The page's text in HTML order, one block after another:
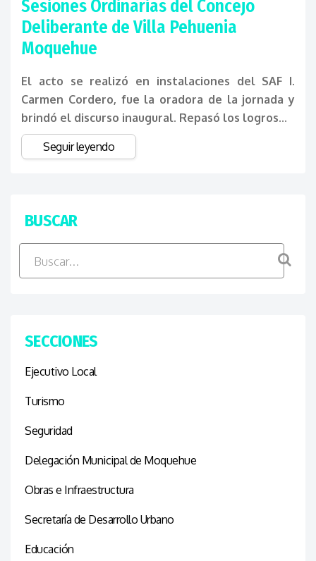
Sesiones Ordinarias del Concejo
Deliberante de Villa Pehuenia
Moquehue
El acto se realizó en instalaciones del SAF I.
Carmen Cordero, fue la oradora de la jornada y
brindó el discurso inaugural. Repasó los logros...
Seguir leyendo
BUSCAR
SECCIONES
Ejecutivo Local
Turismo
Seguridad
Delegación Municipal de Moquehue
Obras e Infraestructura
Secretaría de Desarrollo Urbano
Educación